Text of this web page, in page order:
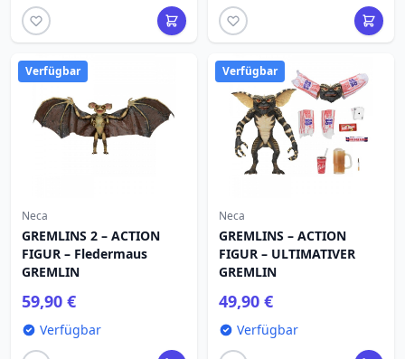
Verfügbar
Neca
GREMLINS 2 – ACTION
FIGUR – Fledermaus
GREMLIN
59,90 €
Verfügbar
Verfügbar
Neca
GREMLINS – ACTION
FIGUR – ULTIMATIVER
GREMLIN
49,90 €
Verfügbar